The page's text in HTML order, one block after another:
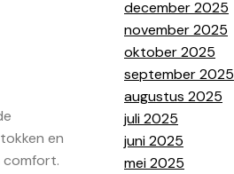
en
comfort.
december 2025
november 2025
oktober 2025
september 2025
augustus 2025
juli 2025
juni 2025
mei 2025